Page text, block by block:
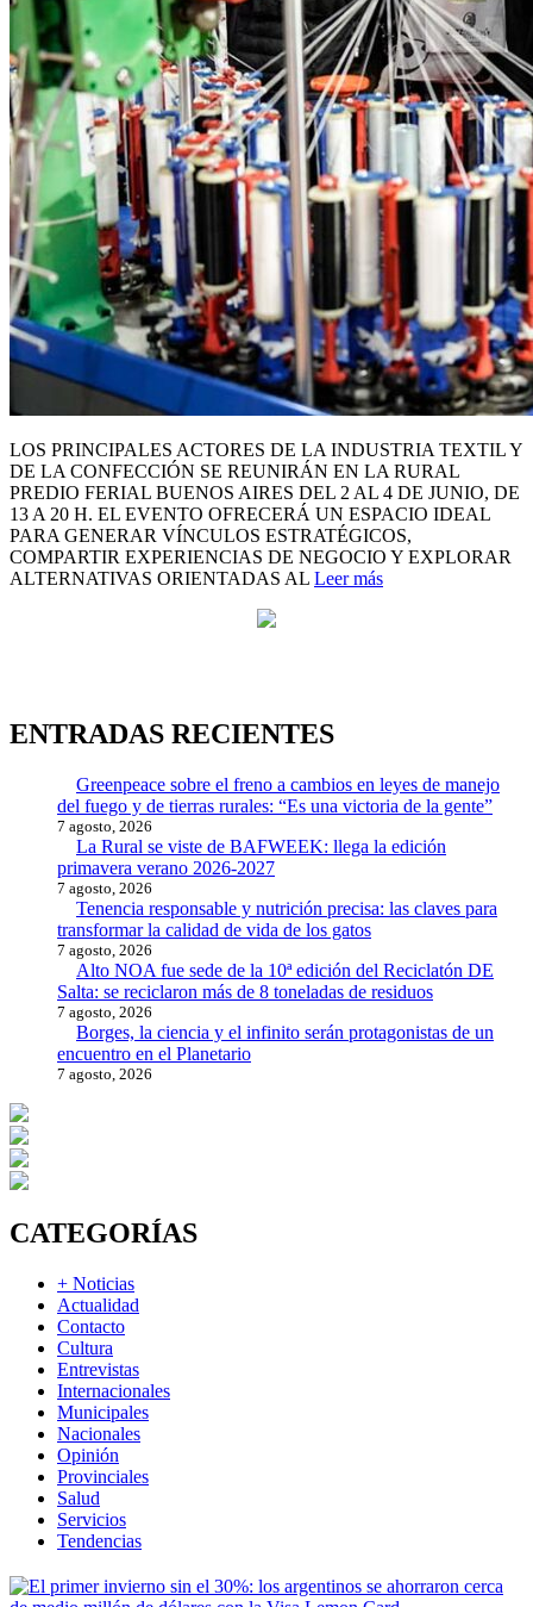
LOS PRINCIPALES ACTORES DE LA INDUSTRIA TEXTIL Y
DE LA CONFECCIÓN SE REUNIRÁN EN LA RURAL
PREDIO FERIAL BUENOS AIRES DEL 2 AL 4 DE JUNIO, DE
13 A 20 H. EL EVENTO OFRECERÁ UN ESPACIO IDEAL
PARA GENERAR VÍNCULOS ESTRATÉGICOS,
COMPARTIR EXPERIENCIAS DE NEGOCIO Y EXPLORAR
ALTERNATIVAS ORIENTADAS AL Leer más
ENTRADAS RECIENTES
Greenpeace sobre el freno a cambios en leyes de manejo
del fuego y de tierras rurales: “Es una victoria de la gente”
7 agosto, 2026
La Rural se viste de BAFWEEK: llega la edición
primavera verano 2026-2027
7 agosto, 2026
Tenencia responsable y nutrición precisa: las claves para
transformar la calidad de vida de los gatos
7 agosto, 2026
Alto NOA fue sede de la 10ª edición del Reciclatón DE
Salta: se reciclaron más de 8 toneladas de residuos
7 agosto, 2026
Borges, la ciencia y el infinito serán protagonistas de un
encuentro en el Planetario
7 agosto, 2026
CATEGORÍAS
+ Noticias
Actualidad
Contacto
Cultura
Entrevistas
Internacionales
Municipales
Nacionales
Opinión
Provinciales
Salud
Servicios
Tendencias